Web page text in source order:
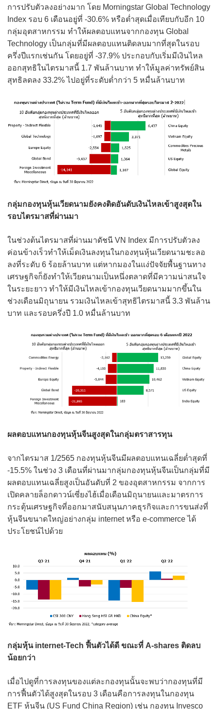
การปรับตัวลงอย่างมาก โดย Morningstar Global Technology
Index รอบ 6 เดือนอยู่ที่ -30.6% หรือต่ำสุดเมื่อเทียบกับอีก 10
กลุ่มอุตสาหกรรม ทำให้ผลตอบแทนจากกองทุน Global
Technology เป็นกลุ่มที่มีผลตอบแทนติดลบมากที่สุดในรอบ
ครึ่งปีแรกเช่นกัน โดยอยู่ที่ -37.9% ประกอบกับเริ่มมีเงินไหล
ออกสุทธิในไตรมาสนี้ 1.7 พันล้านบาท ทำให้มูลค่าทรัพย์สิน
สุทธิลดลง 33.2% ไปอยู่ที่ระดับต่ำกว่า 5 หมื่นล้านบาท
กลุ่มกองทุนหุ้นเวียดนามยังคงติดอันดับเงินไหลเข้าสูงสุดใน
รอบไตรมาสที่ผ่านมา
ในช่วงต้นไตรมาสที่ผ่านมาดัชนี VN Index มีการปรับตัวลง
ค่อนข้างเร็วทำให้เม็ดเงินลงทุนในกองทุนหุ้นเวียดนามชะลอ
ลงที่ระดับ 6 ร้อยล้านบาท แต่หากมองในแง่ปัจจัยพื้นฐานทาง
เศรษฐกิจก็ยังทำให้เวียดนามเป็นหนึ่งตลาดที่มีความน่าสนใจ
ในระยะยาว ทำให้มีเงินไหลเข้ากองทุนเวียดนามมากขึ้นใน
ช่วงเดือนมิถุนายน รวมเงินไหลเข้าสุทธิไตรมาสนี้ 3.3 พันล้าน
บาท และรอบครึ่งปี 1.0 หมื่นล้านบาท
ผลตอบแทนกองทุนหุ้นจีนสูงสุดในกลุ่มตราสารทุน
จากไตรมาส 1/2565 กองทุนหุ้นจีนมีผลตอบแทนเฉลี่ยต่ำสุดที่
-15.5% ในช่วง 3 เดือนที่ผ่านมากลุ่มกองทุนหุ้นจีนเป็นกลุ่มที่มี
ผลตอบแทนเฉลี่ยสูงเป็นอันดับที่ 2 ของอุตสาหกรรม จากการ
เปิดคลายล็อกดาวน์เซี่ยงไฮ้เมื่อเดือนมิถุนายนและมาตรการ
กระตุ้นเศรษฐกิจที่ออกมาสนับสนุนภาคธุรกิจและการขนส่งที่
หุ้นจีนขนาดใหญ่อย่างกลุ่ม internet หรือ e-commerce ได้
ประโยชน์ไปด้วย
กลุ่มหุ้น internet-Tech ฟื้นตัวได้ดี ขณะที่ A-shares ติดลบ
น้อยกว่า
เมื่อไปดูที่การลงทุนของแต่ละกองทุนนั้นจะพบว่ากองทุนที่มี
การฟื้นตัวได้สูงสุดในรอบ 3 เดือนคือการลงทุนในกองทุน
ETF หุ้นจีน (US Fund China Region) เช่น กองทุน Invesco